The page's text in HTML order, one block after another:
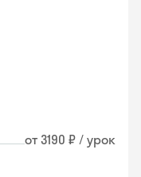
от 3190 ₽ / урок